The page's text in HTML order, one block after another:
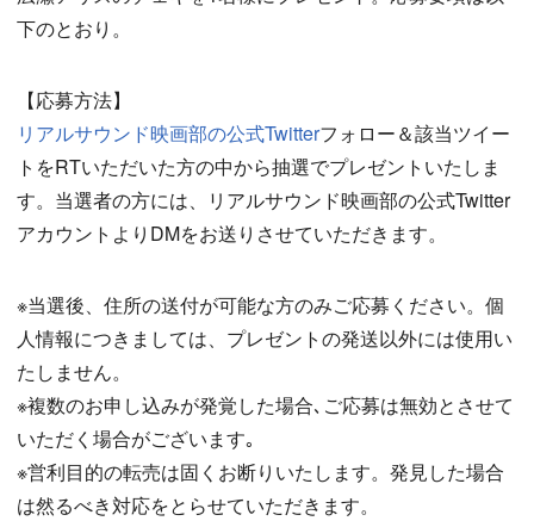
下のとおり。
【応募方法】
リアルサウンド映画部の公式Twitterフォロー＆該当ツイー
トをRTいただいた方の中から抽選でプレゼントいたしま
す。当選者の方には、リアルサウンド映画部の公式Twitter
アカウントよりDMをお送りさせていただきます。
※当選後、住所の送付が可能な方のみご応募ください。個
人情報につきましては、プレゼントの発送以外には使用い
たしません。
※複数のお申し込みが発覚した場合､ご応募は無効とさせて
いただく場合がございます｡
※営利目的の転売は固くお断りいたします。発見した場合
は然るべき対応をとらせていただきます。